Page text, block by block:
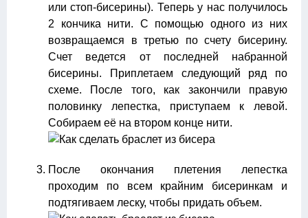
или стоп-бисерины). Теперь у нас получилось
2 кончика нити. С помощью одного из них
возвращаемся в третью по счету бисерину.
Счет ведется от последней набранной
бисерины. Приплетаем следующий ряд по
схеме. После того, как закончили правую
половинку лепестка, приступаем к левой.
Собираем её на втором конце нити.
После окончания плетения лепестка
проходим по всем крайним бисеринкам и
подтягиваем леску, чтобы придать объем.